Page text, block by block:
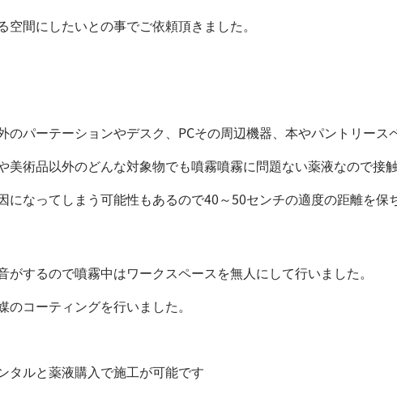
間にしたいとの事でご依頼頂きました。
パーテーションやデスク、PCその周辺機器、本やパントリース
術品以外のどんな対象物でも噴霧噴霧に問題ない薬液なので接
なってしまう可能性もあるので40～50センチの適度の距離を保
するので噴霧中はワークスペースを無人にして行いました。
コーティングを行いました。
ルと薬液購入で施工が可能です